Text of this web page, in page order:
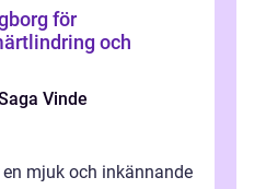
för
och
Vinde
mjuk och inkännande